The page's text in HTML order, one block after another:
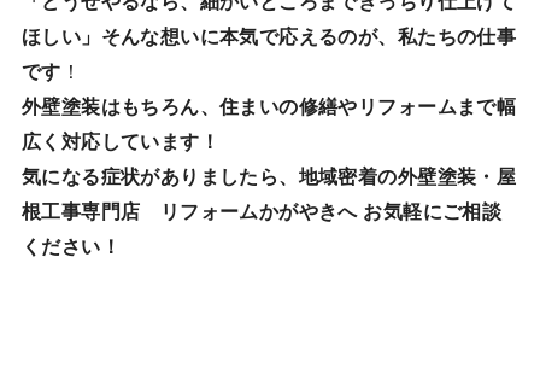
ほしい」そんな想いに本気で応えるのが、私たちの仕事
です ！
外壁塗装はもちろん、住まいの修繕やリフォームまで幅
広く対応しています！
気になる症状がありましたら、地域密着の外壁塗装・屋
根工事専門店 リフォームかがやきへ お気軽にご相談
ください！